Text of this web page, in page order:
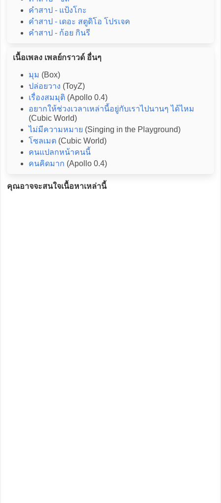
คำสาป - แป้งโกะ
คำสาป - เดอะ สตูดิโอ โปรเจค
คำสาป - ก้อย กินรี
เนื้อเพลง เพลย์กราวด์ อื่นๆ
มุม (Box)
ปล่อยวาง (ToyZ)
เรื่องสมมุติ(Apollo 0.4)
อยากให้ช่วงเวลาเหล่านี้อยู่กับเราไปนานๆ ได้ไหม
(Cubic World)
ไม่มีความหมาย (Singing in the Playground)
โซลเมต(Cubic World)
คนแปลกหน้าคนนี้
คนคิดมาก (Apollo 0.4)
คุณอาจจะสนใจเนื้อหาเหล่านี้